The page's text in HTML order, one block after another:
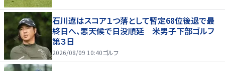
石川遼はスコア１つ落として暫定68位後退で最
終日へ、悪天候で日没順延 米男子下部ゴルフ
第３日
2026/08/09 10:40ゴルフ